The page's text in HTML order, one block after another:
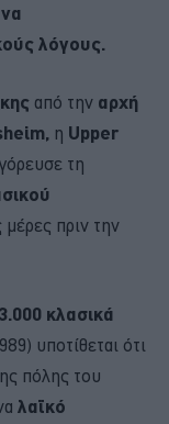
λόγους.
από την αρχή
η Upper
τη
μέρες πριν την
3.000 κλασικά
υποτίθεται ότι
πόλης του
λαϊκό